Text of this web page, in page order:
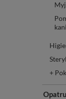
+